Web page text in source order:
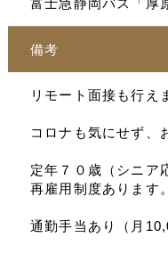
備考
リモート面接も行え
コロナも気にせず、
定年７０歳（シニア
再雇用制度あります。
通勤手当あり（月